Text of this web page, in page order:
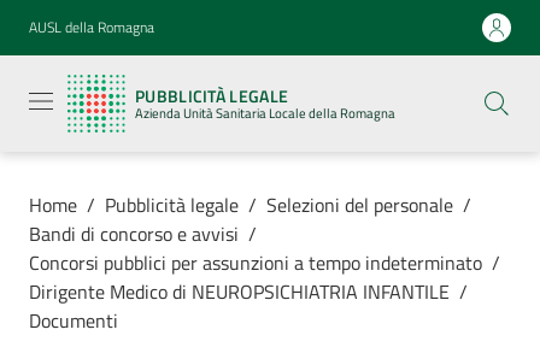
Vai al contenuto
Vai alla navigazione
Vai al footer
AUSL della Romagna
PUBBLICITÀ LEGALE
Azienda Unità Sanitaria Locale della Romagna
legale
Azienda
Unità
Locale della
Azienda
Home / Pubblicità legale / Selezioni del personale /
Bandi di concorso e avvisi /
Concorsi pubblici per assunzioni a tempo indeterminato /
Dirigente Medico di NEUROPSICHIATRIA INFANTILE /
Documenti